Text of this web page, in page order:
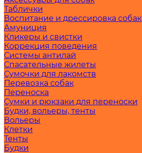
Таблички
Воспитание и дрессировка собак
Амуниция
Кликеры и свистки
Коррекция поведения
Системы антилай
Спасательные жилеты
Сумочки для лакомств
Перевозка собак
Переноска
Сумки и рюкзаки для переноски
Будки, вольеры, тенты
Вольеры
Клетки
Тенты
Будки